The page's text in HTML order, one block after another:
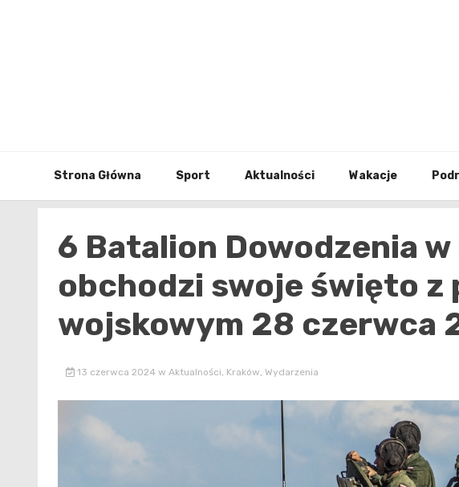
Strona Główna Sport Aktualności Wakacje
6 Batalion Dowodzenia
obchodzi swoje święto z
wojskowym 28 czerwca
13 czerwca 2024 w Aktualności, Kraków, Wydarzenia